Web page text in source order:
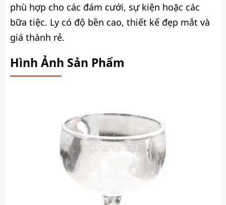
phù hợp cho các đám cưới, sự kiện hoặc các
bữa tiệc. Ly có độ bền cao, thiết kế đẹp mắt và
giá thành rẻ.
Hình Ảnh Sản Phẩm